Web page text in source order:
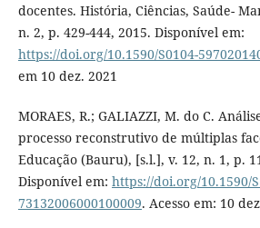
docentes. História, Ciências, Saúde-
n. 2, p. 429-444, 2015. Disponível em:
https://doi.org/10.1590/S0104-
em 10 dez. 2021
MORAES, R.; GALIAZZI, M. do C.
processo reconstrutivo de múltiplas
Educação (Bauru), [s.l.], v. 12, n. 1, p.
Disponível em: https://doi.org/10.1590/
73132006000100009. Acesso em: 10